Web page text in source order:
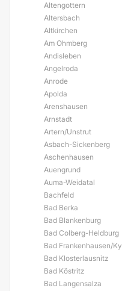
Altengottern
Altersbach
Altkirchen
Am Ohmberg
Andisleben
Angelroda
Anrode
Apolda
Arenshausen
Arnstadt
Artern/Unstrut
Asbach-Sickenberg
Aschenhausen
Auengrund
Auma-Weidatal
Bachfeld
Bad Berka
Bad Blankenburg
Bad Colberg-Heldburg
Bad Frankenhausen/
Bad Klosterlausnitz
Bad Köstritz
Bad Langensalza